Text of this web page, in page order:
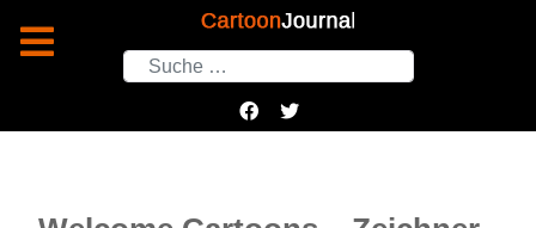
Suchen